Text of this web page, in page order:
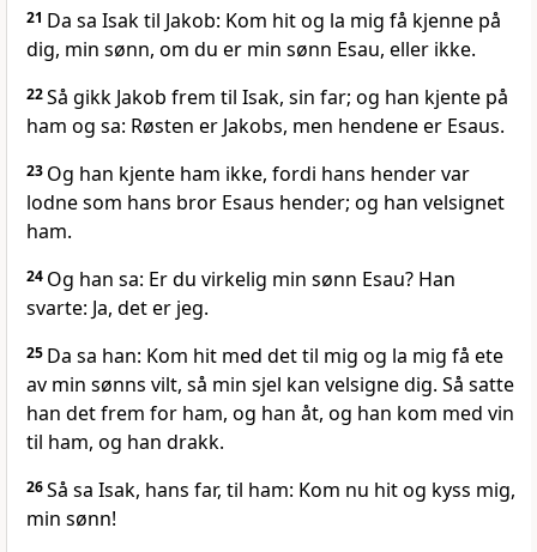
21 Da sa Isak til Jakob: Kom hit og la mig få kjenne på
dig, min sønn, om du er min sønn Esau, eller ikke.
22Så gikk Jakob frem til Isak, sin far; og han kjente på
ham og sa: Røsten er Jakobs, men hendene er Esaus.
23 Og han kjente ham ikke, fordi hans hender var
lodne som hans bror Esaus hender; og han velsignet
ham.
24 Og han sa: Er du virkelig min sønn Esau? Han
svarte: Ja, det er jeg.
25 Da sa han: Kom hit med det til mig og la mig få ete
av min sønns vilt, så min sjel kan velsigne dig. Så satte
han det frem for ham, og han åt, og han kom med vin
til ham, og han drakk.
26Så sa Isak, hans far, til ham: Kom nu hit og kyss mig,
min sønn!